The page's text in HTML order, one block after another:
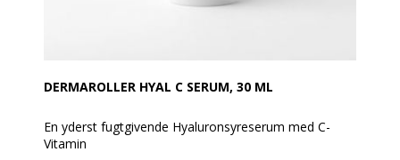
DERMAROLLER HYAL C SERUM, 30 ML
En yderst fugtgivende Hyaluronsyreserum med C-
Vitamin